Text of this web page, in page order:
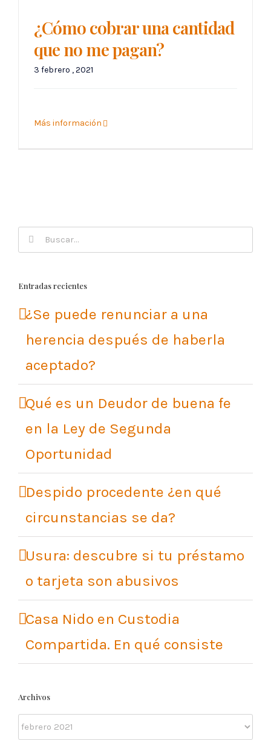
¿Cómo cobrar una cantidad
que no me pagan?
3 febrero , 2021
Más información
Buscar:
Entradas recientes
¿Se puede renunciar a una
herencia después de haberla
aceptado?
Qué es un Deudor de buena fe
en la Ley de Segunda
Oportunidad
Despido procedente ¿en qué
circunstancias se da?
Usura: descubre si tu préstamo
o tarjeta son abusivos
Casa Nido en Custodia
Compartida. En qué consiste
Archivos
Archivos